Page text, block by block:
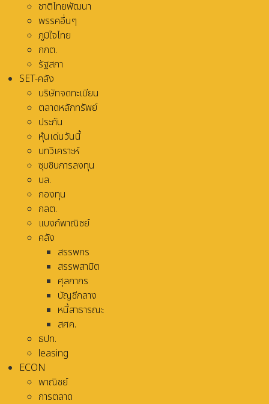
ชาติไทยพัฒนา
พรรคอื่นๆ
ภูมิใจไทย
กกต.
รัฐสภา
SET-คลัง
บริษัทจดทะเบียน
ตลาดหลักทรัพย์
ประกัน
หุ้นเด่นวันนี้
บทวิเคราะห์
ซุบซิบการลงทุน
บล.
กองทุน
กลต.
แบงก์พาณิชย์
คลัง
สรรพกร
สรรพสามิต
ศุลกากร
บัญชีกลาง
หนี้สาธารณะ
สศค.
ธปท.
leasing
ECON
พาณิชย์
การตลาด